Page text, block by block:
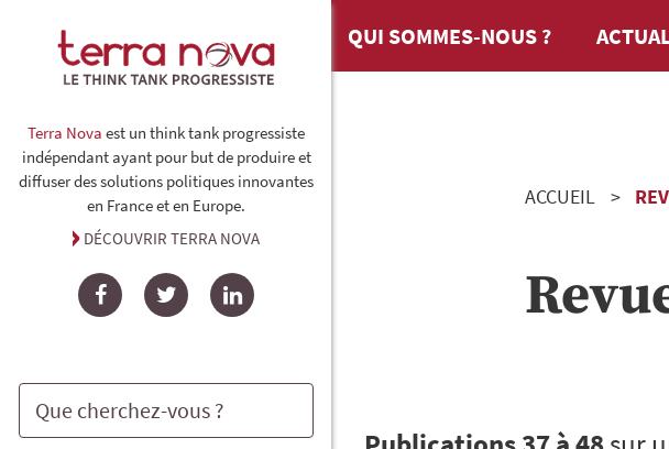
Terra Nova est un think tank progressiste
indépendant ayant pour but de produire et
diffuser des solutions politiques innovantes
en France et en Europe.
DÉCOUVRIR TERRA NOVA
FacebookTwitterLinkedIn
QUI SOMMES-NOUS ?
ACCUEIL